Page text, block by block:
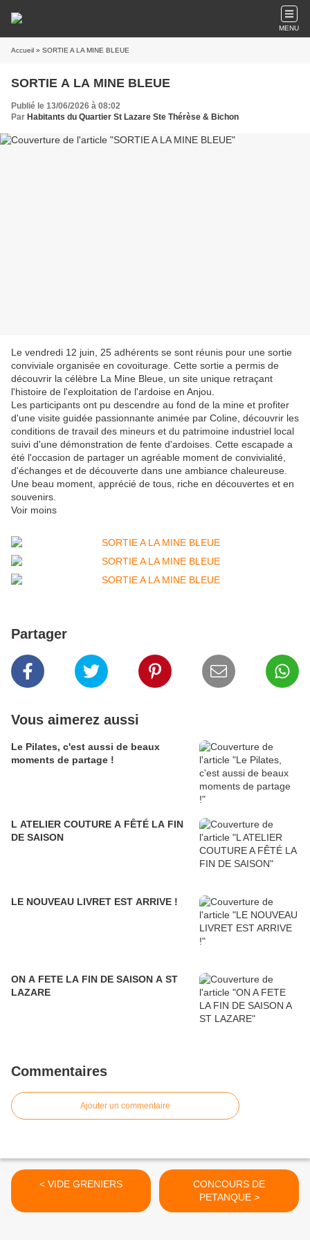
MENU
Accueil » SORTIE A LA MINE BLEUE
SORTIE A LA MINE BLEUE
Publié le 13/06/2026 à 08:02
Par Habitants du Quartier St Lazare Ste Thérèse & Bichon
Le vendredi 12 juin, 25 adhérents se sont réunis pour une sortie
conviviale organisée en covoiturage. Cette sortie a permis de
découvrir la célèbre La Mine Bleue, un site unique retraçant
l'histoire de l'exploitation de l'ardoise en Anjou.
Les participants ont pu descendre au fond de la mine et profiter
d'une visite guidée passionnante animée par Coline, découvrir les
conditions de travail des mineurs et du patrimoine industriel local
suivi d'une démonstration de fente d'ardoises. Cette escapade a
été l'occasion de partager un agréable moment de convivialité,
d'échanges et de découverte dans une ambiance chaleureuse.
Une beau moment, apprécié de tous, riche en découvertes et en
souvenirs.
Voir moins
Partager
Vous aimerez aussi
Le Pilates, c'est aussi de beaux
moments de partage !
L ATELIER COUTURE A FÊTÉ LA FIN
DE SAISON
LE NOUVEAU LIVRET EST ARRIVE !
ON A FETE LA FIN DE SAISON A ST
LAZARE
Commentaires
Ajouter un commentaire
< VIDE GRENIERS
CONCOURS DE
PETANQUE >